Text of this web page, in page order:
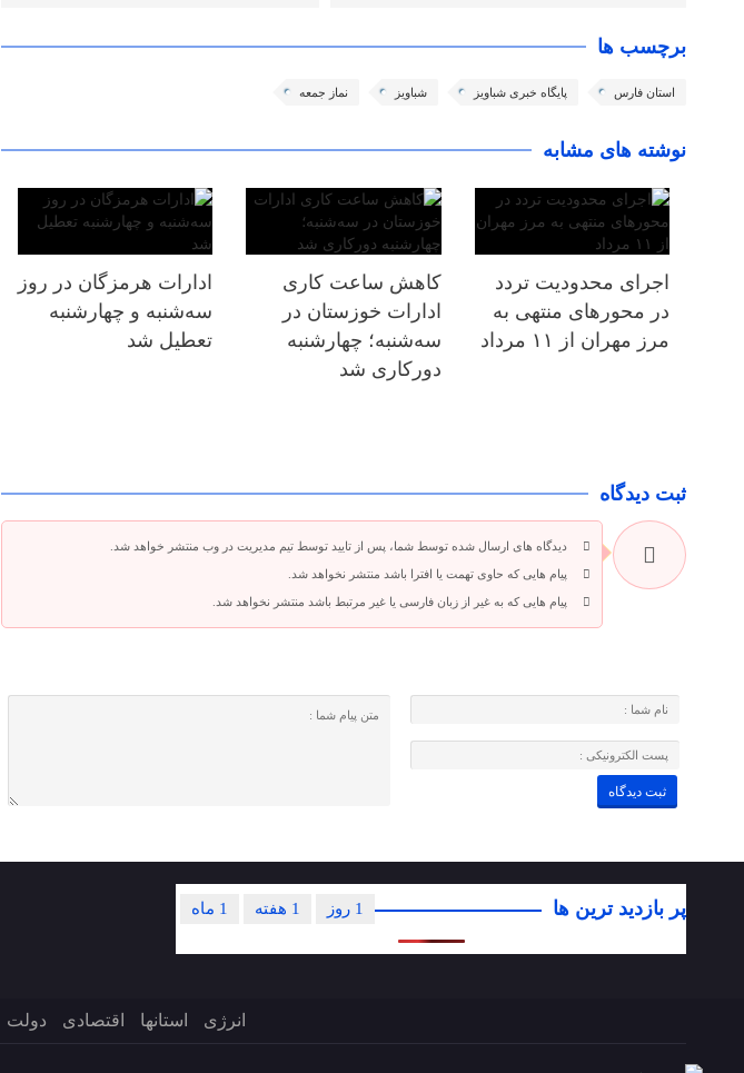
برچسب ها
استان فارس پایگاه خبری شباویز شباویز نماز جمعه
نوشته های مشابه
اجرای محدودیت تردد
در محورهای منتهی به
مرز مهران از ۱۱ مرداد
کاهش ساعت کاری
ادارات خوزستان در
سه‌شنبه؛ چهارشنبه
دورکاری شد
ادارات هرمزگان در روز
سه‌شنبه و چهارشنبه
تعطیل شد
ثبت دیدگاه
دیدگاه های ارسال شده توسط شما، پس از تایید توسط تیم مدیریت در وب منتشر خواهد شد.
پیام هایی که حاوی تهمت یا افترا باشد منتشر نخواهد شد.
پیام هایی که به غیر از زبان فارسی یا غیر مرتبط باشد منتشر نخواهد شد.
پر بازدید ترین ها 1 ماه 1 هفته 1 روز
انرژی استانها اقتصادی دولت